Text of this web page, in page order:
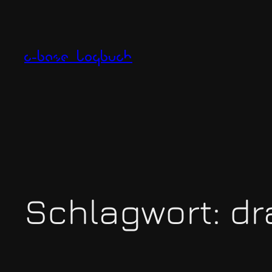
c-base logbuch
Schlagwort: